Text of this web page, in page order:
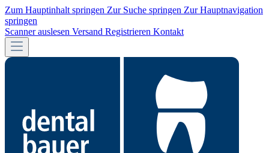
Zum Hauptinhalt springen Zur Suche springen Zur Hauptnavigation
springen
Scanner auslesen Versand Registrieren Kontakt